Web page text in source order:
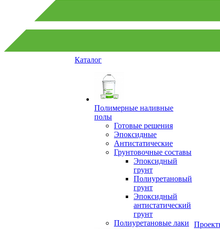
Каталог
Полимерные наливные
полы
Готовые решения
Эпоксидные
Антистатические
Грунтовочные составы
Эпоксидный
грунт
Полиуретановый
грунт
Эпоксидный
антистатический
грунт
Полиуретановые лаки